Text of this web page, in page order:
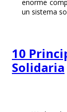
enorme
un sistema
10
Solidaria